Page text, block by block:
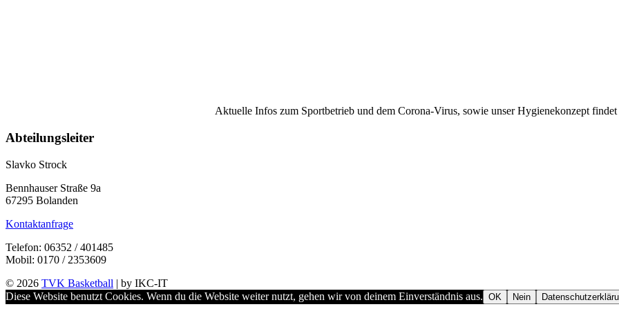
Aktuelle Infos zum Sportbetrieb und dem Corona-Virus, sowie unser Hygienekonzept
Abteilungsleiter
Slavko Strock
Bennhauser Straße 9a
67295 Bolanden
Kontaktanfrage
Telefon: 06352 / 401485
Mobil: 0170 / 2353609
© 2026 TVK Basketball | by IKC-IT
Diese Website benutzt Cookies. Wenn du die Website weiter nutzt, gehen wir von deinem Einverständnis aus. OK Nein